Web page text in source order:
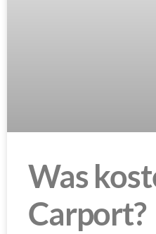
Was
Carport?